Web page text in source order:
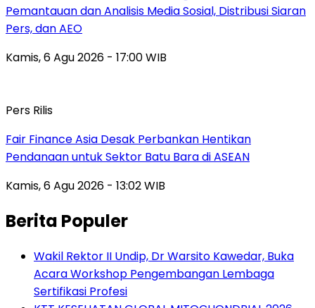
Pemantauan dan Analisis Media Sosial, Distribusi Siaran
Pers, dan AEO
Kamis, 6 Agu 2026 - 17:00 WIB
Pers Rilis
Fair Finance Asia Desak Perbankan Hentikan
Pendanaan untuk Sektor Batu Bara di ASEAN
Kamis, 6 Agu 2026 - 13:02 WIB
Berita Populer
Wakil Rektor II Undip, Dr Warsito Kawedar, Buka
Acara Workshop Pengembangan Lembaga
Sertifikasi Profesi